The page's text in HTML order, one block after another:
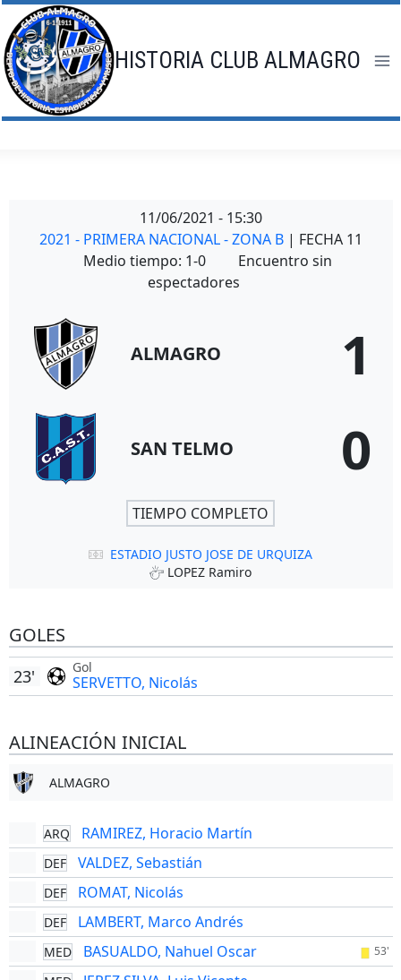
Saltar
al
contenido
HISTORIA CLUB ALMAGRO
11/06/2021 - 15:30
2021 - PRIMERA NACIONAL - ZONA B | FECHA 11
Medio tiempo: 1-0
Encuentro sin
espectadores
ALMAGRO 1
SAN TELMO 0
TIEMPO COMPLETO
ESTADIO JUSTO JOSE DE URQUIZA
LOPEZ Ramiro
GOLES
Gol
SERVETTO, Nicolás
23'
ALINEACIÓN INICIAL
ALMAGRO
ARQ RAMIREZ, Horacio Martín
DEF VALDEZ, Sebastián
DEF ROMAT, Nicolás
DEF LAMBERT, Marco Andrés
MED BASUALDO, Nahuel Oscar 53'